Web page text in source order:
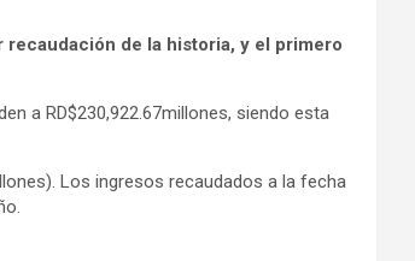
de la historia, y el primero
a RD$230,922.67millones, siendo esta
Los ingresos recaudados a la fecha